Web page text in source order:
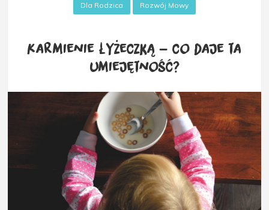
Dla Rodzica Rozwój Mowy
Karmienie łyżeczką – co daje ta
umiejętność?